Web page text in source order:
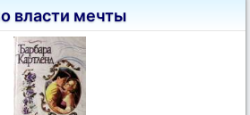
власти мечты